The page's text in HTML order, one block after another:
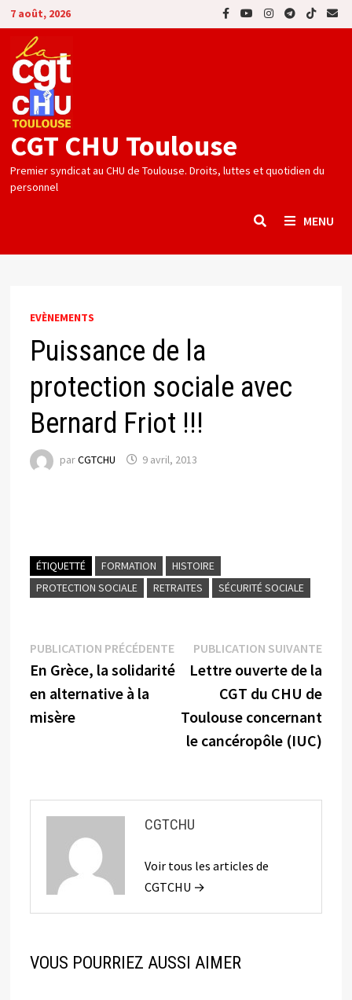
Passer
au
contenu
7 août, 2026
CGT CHU Toulouse
Premier syndicat au CHU de Toulouse. Droits, luttes et quotidien du
personnel
MENU
EVÈNEMENTS
Puissance de la
protection sociale avec
Bernard Friot !!!
parCGTCHU 9 avril, 2013
ÉTIQUETTÉ FORMATION
HISTOIRE
PROTECTION SOCIALE
RETRAITES SÉCURITÉ SOCIALE
Navigation
de
l’article
PUBLICATION PRÉCÉDENTEPublication
précédente :
En Grèce, la solidarité
en alternative à la
misère
PUBLICATION SUIVANTE
Lettre ouverte de la
CGT du CHU de
Toulouse concernant
le cancéropôle (IUC)
CGTCHU
Voir tous les articles de
CGTCHU →
VOUS POURRIEZ AUSSI AIMER